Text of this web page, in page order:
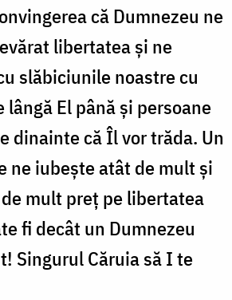
că Dumnezeu ne
libertatea şi ne
slăbiciunile noastre cu
lângă El până şi persoane
dinainte că Îl vor trăda. Un
ne iubeşte atât de mult şi
mult preţ pe libertatea
fi decât un Dumnezeu
Singurul Căruia să I te